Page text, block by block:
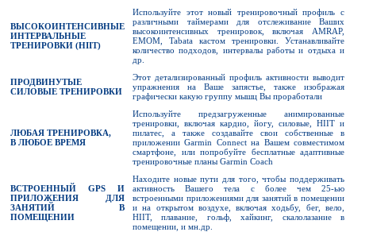
ВЫСОКОИНТЕНСИВНЫЕ
ИНТЕРВАЛЬНЫЕ
ТРЕНИРОВКИ (HIIT)
Используйте этот новый тренировочный профиль с
различными таймерами для отслеживание Ваших
высокоинтенсивных тренировок, включая AMRAP,
EMOM, Tabata кастом тренировки. Устанавливайте
количество подходов, интервалы работы и отдыха и
др.
ПРОДВИНУТЫЕ
СИЛОВЫЕ ТРЕНИРОВКИ
Этот детализированный профиль активности выводит
упражнения на Ваше запястье, также изображая
графически какую группу мышц Вы проработали
ЛЮБАЯ ТРЕНИРОВКА,
В ЛЮБОЕ ВРЕМЯ
Используйте предзагруженные анимированные
тренировки, включая кардио, йогу, силовые, HIIT и
пилатес, а также создавайте свои собственные в
приложении Garmin Connect на Вашем совместимом
смартфоне, или попробуйте бесплатные адаптивные
тренировочные планы Garmin Coach
ВСТРОЕННЫЙ GPS И
ПРИЛОЖЕНИЯ ДЛЯ
ЗАНЯТИЙ В
ПОМЕЩЕНИИ
Находите новые пути для того, чтобы поддерживать
активность Вашего тела с более чем 25-ью
встроенными приложениями для занятий в помещении
и на открытом воздухе, включая ходьбу, бег, вело,
HIIT, плавание, гольф, хайкинг, скалолазание в
помещении, и мн.др.